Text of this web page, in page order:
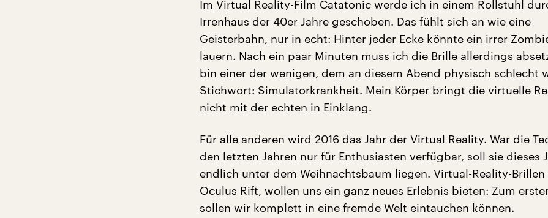
Im Virtual Reality-Film Catatonic werde ich in einem Rollstuhl
Irrenhaus der 40er Jahre geschoben. Das fühlt sich an wie eine
Geisterbahn, nur in echt: Hinter jeder Ecke könnte ein irrer
lauern. Nach ein paar Minuten muss ich die Brille allerdings
bin einer der wenigen, dem an diesem Abend physisch schlecht
Stichwort: Simulatorkrankheit. Mein Körper bringt die virtuelle
nicht mit der echten in Einklang.
Für alle anderen wird 2016 das Jahr der Virtual Reality. War die
den letzten Jahren nur für Enthusiasten verfügbar, soll sie dieses
endlich unter dem Weihnachtsbaum liegen. Virtual-Reality-
Oculus Rift, wollen uns ein ganz neues Erlebnis bieten: Zum
sollen wir komplett in eine fremde Welt eintauchen können.